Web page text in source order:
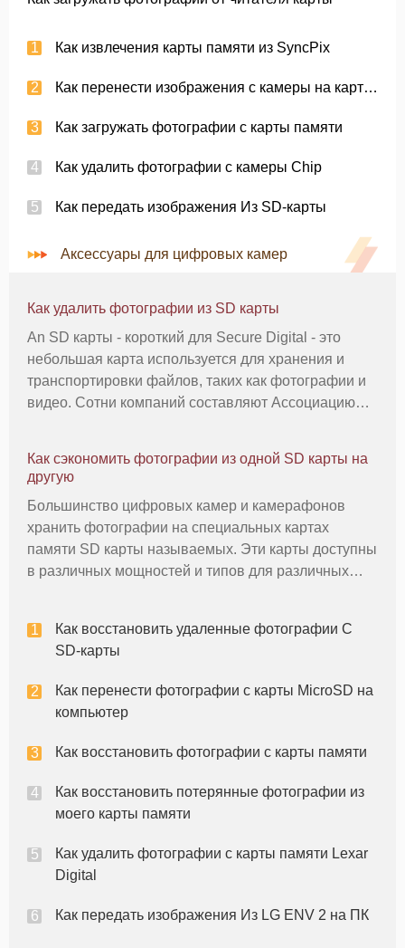
Как извлечения карты памяти из SyncPix
Как перенести изображения с камеры на карту памяти
Как загружать фотографии с карты памяти
Как удалить фотографии с камеры Chip
Как передать изображения Из SD-карты
Аксессуары для цифровых камер
Как удалить фотографии из SD карты
An SD карты - короткий для Secure Digital - это
небольшая карта используется для хранения и
транспортировки файлов, таких как фотографии и
видео. Сотни компаний составляют Ассоциацию
Несмотря на множество компаний, про
Как сэкономить фотографии из одной SD карты на
другую
Большинство цифровых камер и камерафонов
хранить фотографии на специальных картах
памяти SD карты называемых. Эти карты доступны
в различных мощностей и типов для различных
менее, если вы хотите, чтобы пер
Как восстановить удаленные фотографии С
SD-карты
Как перенести фотографии с карты MicroSD на
компьютер
Как восстановить фотографии с карты памяти
Как восстановить потерянные фотографии из
моего карты памяти
Как удалить фотографии с карты памяти Lexar
Digital
Как передать изображения Из LG ENV 2 на ПК